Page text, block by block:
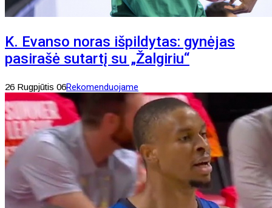
K. Evanso noras išpildytas: gynėjas
pasirašė sutartį su „Žalgiriu“
26 Rugpjūtis 06Rekomenduojame